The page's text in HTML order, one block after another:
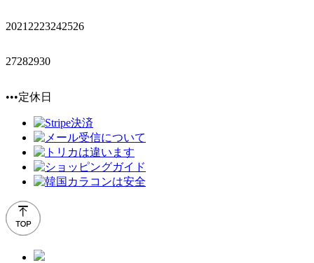
2021 2223242526
27282930
•••定休日